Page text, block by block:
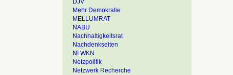
DJV
Mehr Demokratie
MELLUMRAT
NABU
Nachhaltigkeitsrat
Nachdenkseiten
NLWKN
Netzpolitik
Netzwerk Recherche